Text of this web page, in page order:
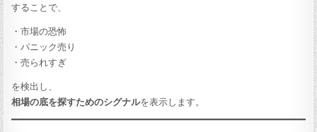
することで、
・市場の恐怖
・パニック売り
・売られすぎ
を検出し、
相場の底を探すためのシグナルを表示します。